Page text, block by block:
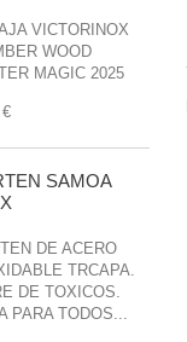
VICTORINOX
WOOD
MAGIC 2025
SAMOA
DE ACERO
TRCAPA.
DE TOXICOS.
PARA TODOS...